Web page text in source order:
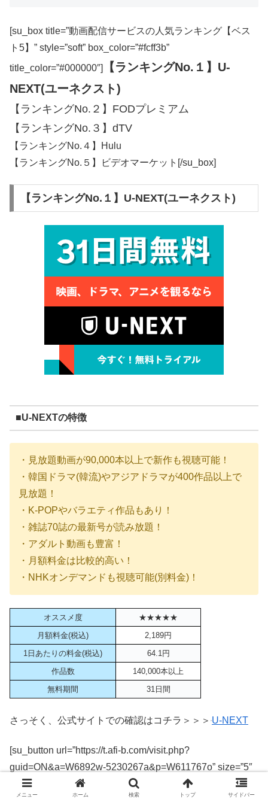
[su_box title=”動画配信サービスの人気ランキング【ベス
ト5】” style=”soft” box_color=”#fcff3b”
title_color=”#000000″]
【ランキングNo.１】U-
NEXT(ユーネクスト)
【ランキングNo.２】FODプレミアム
【ランキングNo.３】dTV
【ランキングNo.４】Hulu
【ランキングNo.５】ビデオマーケット[/su_box]
【ランキングNo.１】U-NEXT(ユーネクスト)
■U-NEXTの特徴
・見放題動画が90,000本以上で新作も視聴可能！
・韓国ドラマ(韓流)やアジアドラマが400作品以上で
見放題！
・K-POPやバラエティ作品もあり！
・雑誌70誌の最新号が読み放題！
・アダルト動画も豊富！
・月額料金は比較的高い！
・NHKオンデマンドも視聴可能(別料金)！
オススメ度
★★★★★
月額料金(税込)
2,189円
1日あたりの料金(税込)
64.1円
作品数
140,000本以上
無料期間
31日間
さっそく、公式サイトでの確認はコチラ＞＞＞ U-NEXT
[su_button url=”https://t.afi-b.com/visit.php?
guid=ON&a=W6892w-5230267a&p=W611767o” size=”5″
wide=”yes” center=”yes” id=”button1″]「U-NEXT(ユーネク
メニュー ホーム 検索 トップ サイドバー